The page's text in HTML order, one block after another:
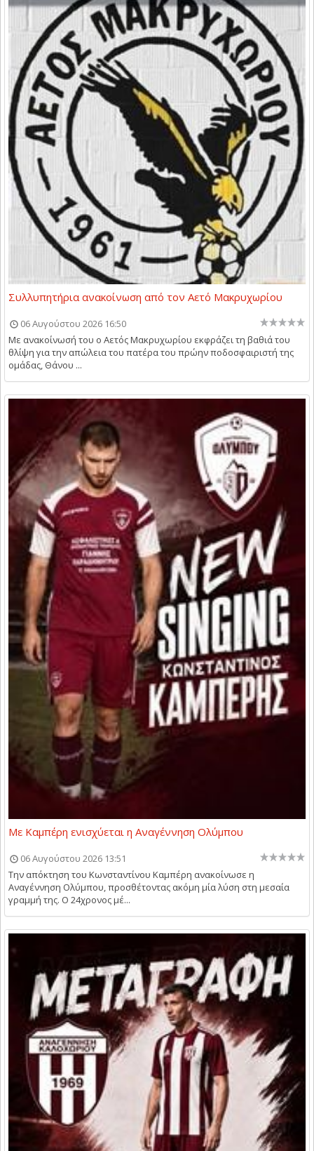
Συλλυπητήρια ανακοίνωση από τον Αετό Μακρυχωρίου
06 Αυγούστου 2026 16:50
Με ανακοίνωσή του ο Αετός Μακρυχωρίου εκφράζει τη βαθιά του
θλίψη για την απώλεια του πατέρα του πρώην ποδοσφαιριστή της
ομάδας, Θάνου ...
Με Καμπέρη ενισχύεται η Αναγέννηση Ολύμπου
06 Αυγούστου 2026 13:51
Την απόκτηση του Κωνσταντίνου Καμπέρη ανακοίνωσε η
Αναγέννηση Ολύμπου, προσθέτοντας ακόμη μία λύση στη μεσαία
γραμμή της. Ο 24χρονος μέ...